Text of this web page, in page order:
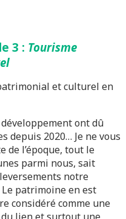
3 : Tourisme
et culturel en
ont dû
depuis 2020… Je ne vous
de l’époque, tout le
parmi nous, sait
notre
patrimoine en est
considéré comme une